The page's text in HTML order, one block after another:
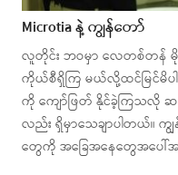
Microtia နဲ့ ကျွန်တော်
လူတိုင်း ဘဝမှာ လေတစ်တန်
ကိုယ်စီရှိကြ မယ်လို့ထင်မြင်မိ
ကို ကျော်ဖြတ် နိုင်ခဲ့ကြသလို
လည်း ရှိမှာသေချာပါတယ်။
တွေကို အခြေအနေတွေအပေါ်